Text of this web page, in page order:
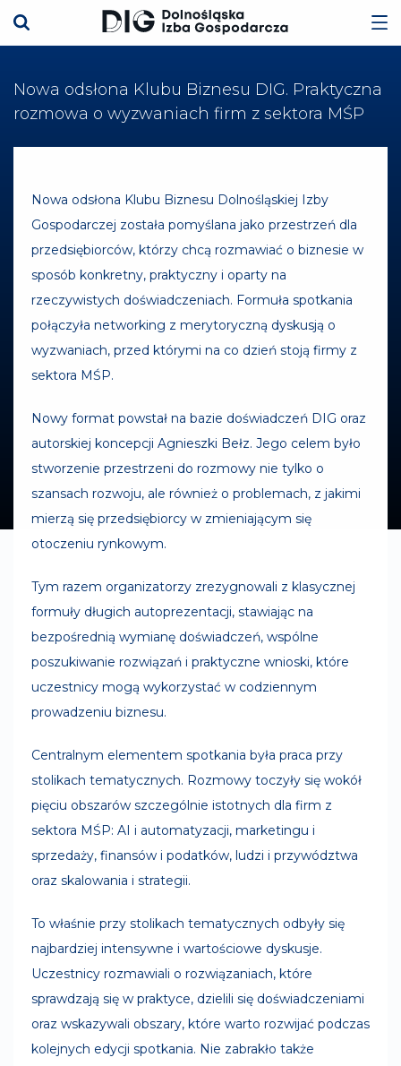
Nowa odsłona Klubu Biznesu DIG. Praktyczna
rozmowa o wyzwaniach firm z sektora MŚP
Nowa odsłona Klubu Biznesu Dolnośląskiej Izby
Gospodarczej została pomyślana jako przestrzeń dla
przedsiębiorców, którzy chcą rozmawiać o biznesie w
sposób konkretny, praktyczny i oparty na
rzeczywistych doświadczeniach. Formuła spotkania
połączyła networking z merytoryczną dyskusją o
wyzwaniach, przed którymi na co dzień stoją firmy z
sektora MŚP.
Nowy format powstał na bazie doświadczeń DIG oraz
autorskiej koncepcji Agnieszki Bełz. Jego celem było
stworzenie przestrzeni do rozmowy nie tylko o
szansach rozwoju, ale również o problemach, z jakimi
mierzą się przedsiębiorcy w zmieniającym się
otoczeniu rynkowym.
Tym razem organizatorzy zrezygnowali z klasycznej
formuły długich autoprezentacji, stawiając na
bezpośrednią wymianę doświadczeń, wspólne
poszukiwanie rozwiązań i praktyczne wnioski, które
uczestnicy mogą wykorzystać w codziennym
prowadzeniu biznesu.
Centralnym elementem spotkania była praca przy
stolikach tematycznych. Rozmowy toczyły się wokół
pięciu obszarów szczególnie istotnych dla firm z
sektora MŚP: AI i automatyzacji, marketingu i
sprzedaży, finansów i podatków, ludzi i przywództwa
oraz skalowania i strategii.
To właśnie przy stolikach tematycznych odbyły się
najbardziej intensywne i wartościowe dyskusje.
Uczestnicy rozmawiali o rozwiązaniach, które
sprawdzają się w praktyce, dzielili się doświadczeniami
oraz wskazywali obszary, które warto rozwijać podczas
kolejnych edycji spotkania. Nie zabrakło także